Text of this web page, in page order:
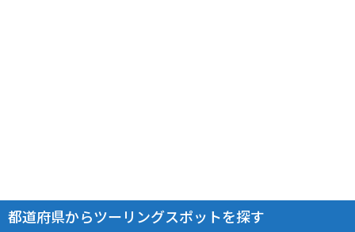
都道府県からツーリングスポットを探す